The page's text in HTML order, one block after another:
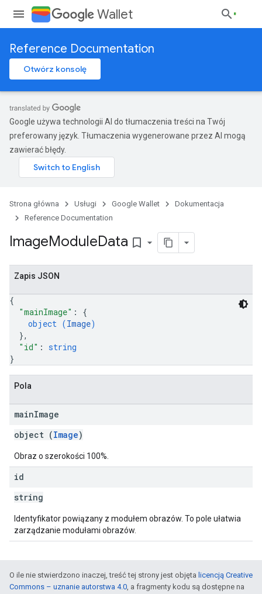
Wallet
Reference Documentation
Otwórz konsolę
Google używa technologii AI do tłumaczenia treści na Twój
preferowany język. Tłumaczenia wygenerowane przez AI mogą
zawierać błędy.
Strona główna Usługi Google Wallet
Dokumentacja
Reference Documentation
ImageModuleData bookmark_border
Zapis JSON
{
"mainImage" : {
object (Image)
},
"id" : string
}
Pola
mainImage
object (Image)
Obraz o szerokości 100%.
id
string
Identyfikator powiązany z modułem obrazów. To pole ułatwia
zarządzanie modułami obrazów.
O ile nie stwierdzono inaczej, treść tej strony jest objęta licencją Creative
Commons – uznanie autorstwa 4.0, a fragmenty kodu są dostępne na